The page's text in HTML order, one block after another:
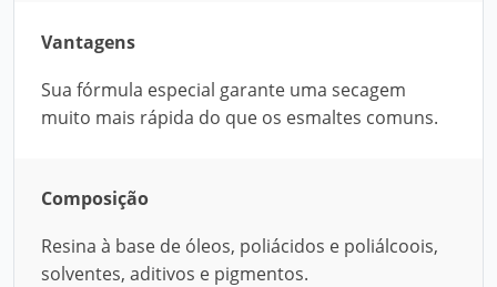
Vantagens
Sua fórmula especial garante uma secagem
muito mais rápida do que os esmaltes comuns.
Composição
Resina à base de óleos, poliácidos e poliálcoois,
solventes, aditivos e pigmentos.